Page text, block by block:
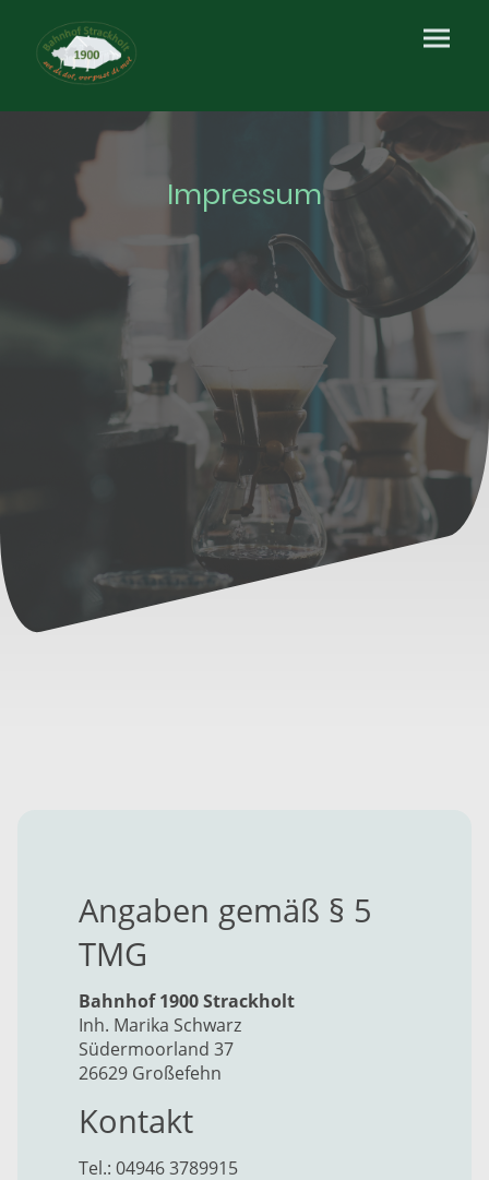
Impressum
Angaben gemäß § 5
TMG
Bahnhof 1900 Strackholt
Inh. Marika Schwarz
Südermoorland 37
26629 Großefehn
Kontakt
Tel.: 04946 3789915